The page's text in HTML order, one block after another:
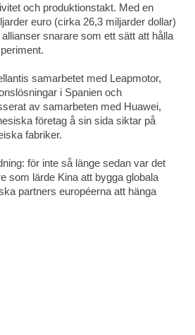
och produktionstakt. Med en
euro (cirka 26,3 miljarder dollar)
snarare som ett sätt att hålla
samarbetet med Leapmotor,
i Spanien och
av samarbeten med Huawei,
företag å sin sida siktar på
fabriker.
för inte så länge sedan var det
som lärde Kina att bygga globala
partners européerna att hänga